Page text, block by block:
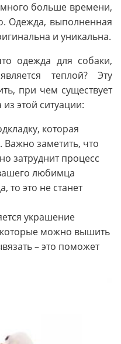
больше времени,
Одежда, выполненная
и уникальна.
одежда для собаки,
теплой? Эту
при чем существует
этой ситуации:
которая
Важно заметить, что
затруднит процесс
любимца
то это не станет
украшение
можно вышить
– это поможет